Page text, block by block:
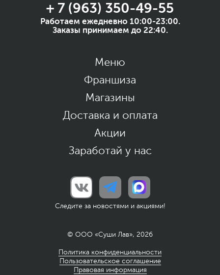
+ 7 (963) 350-49-55
Работаем ежедневно 10:00-23:00.
Заказы принимаем до 22:40.
Меню
Франшиза
Магазины
Доставка и оплата
Акции
Заработай у нас
Следите за новостями и акциями!
© ООО «Суши Лав», 2026
Политика конфиденциальности
Пользовательское соглашение
Правовая информация